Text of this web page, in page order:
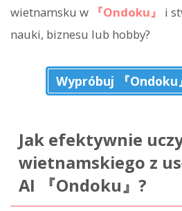
wietnamsku w 『Ondoku』
i
nauki, biznesu lub hobby?
Wypróbuj 『
Jak efektywnie
wietnamskiego z
AI 『Ondoku』?